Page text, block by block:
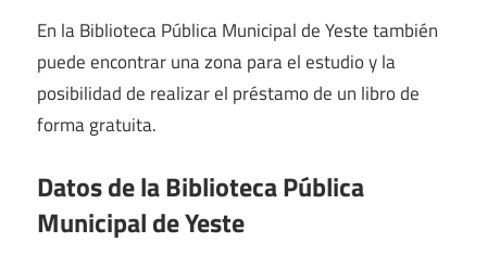
En la Biblioteca Pública Municipal de Yeste también
puede encontrar una zona para el estudio y la
posibilidad de realizar el préstamo de un libro de
forma gratuita.
Datos de la Biblioteca Pública
Municipal de Yeste